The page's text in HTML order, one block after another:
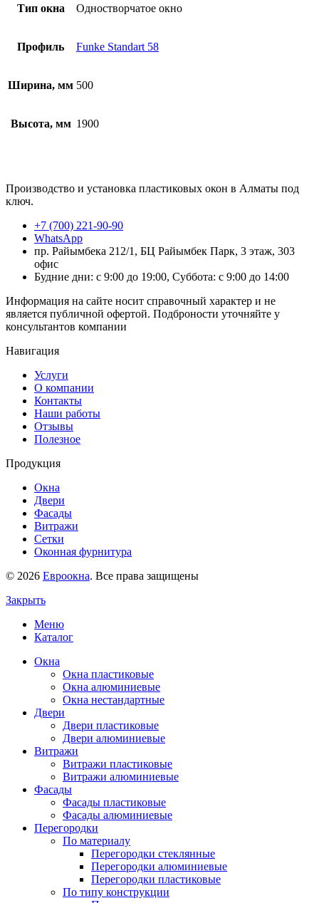
Тип окна Одностворчатое окно
Профиль Funke Standart 58
Ширина, мм 500
Высота, мм 1900
Производство и установка пластиковых окон в Алматы под
ключ.
+7 (700) 221-90-90
WhatsApp
пр. Райымбека 212/1, БЦ Райымбек Парк, 3 этаж, 303
офис
Будние дни: с 9:00 до 19:00, Суббота: с 9:00 до 14:00
Информация на сайте носит справочный характер и не
является публичной офертой. Подброности уточняйте у
консультантов компании
Навигация
Услуги
О компании
Контакты
Наши работы
Отзывы
Полезное
Продукция
Окна
Двери
Фасады
Витражи
Сетки
Оконная фурнитура
© 2026 Евроокна. Все права защищены
Закрыть
Меню
Каталог
Окна
Окна пластиковые
Окна алюминиевые
Окна нестандартные
Двери
Двери пластиковые
Двери алюминиевые
Витражи
Витражи пластиковые
Витражи алюминиевые
Фасады
Фасады пластиковые
Фасады алюминиевые
Перегородки
По материалу
Перегородки стеклянные
Перегородки алюминиевые
Перегородки пластиковые
По типу конструкции